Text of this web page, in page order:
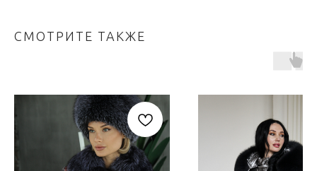
СМОТРИТЕ ТАКЖЕ